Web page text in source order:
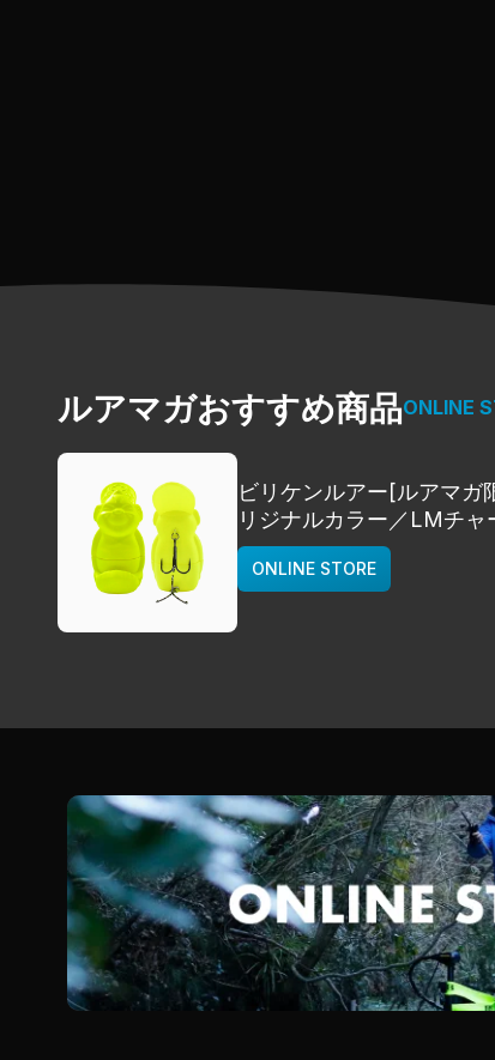
いわゆる「酔えるロッド選び」
ルアマガおすすめ商品ONLINE
ビリケンルアー[ルアマガ
リジナルカラー／LMチャ
deps
ONLINE STORE